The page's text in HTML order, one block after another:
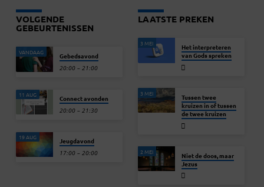
VOLGENDE
GEBEURTENISSEN
VANDAAG Gebedsavond
20:00 – 21:00
11 AUG Connect avonden
20:00 – 21:30
19 AUG Jeugdavond
17:00 – 20:00
LAATSTE PREKEN
3 MEI
Het interpreteren
van Gods spreken
3 MEI
Tussen twee
kruizen in of tussen
de twee kruizen
2 MEI
Niet de doos, maar
Jezus